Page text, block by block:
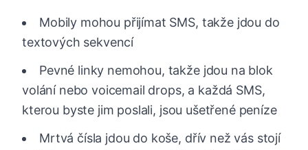
Mobily mohou přijímat SMS, takže jdou do
textových sekvencí
Pevné linky nemohou, takže jdou na blok
volání nebo voicemail drops, a každá SMS,
kterou byste jim poslali, jsou ušetřené peníze
Mrtvá čísla jdou do koše, dřív než vás stojí